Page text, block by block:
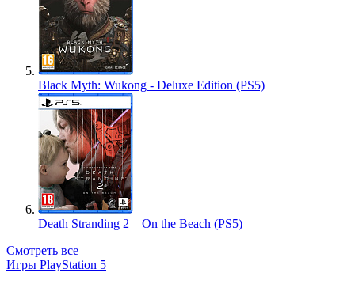
Black Myth: Wukong - Deluxe Edition (PS5)
Death Stranding 2 – On the Beach (PS5)
Смотреть все
Игры PlayStation 5